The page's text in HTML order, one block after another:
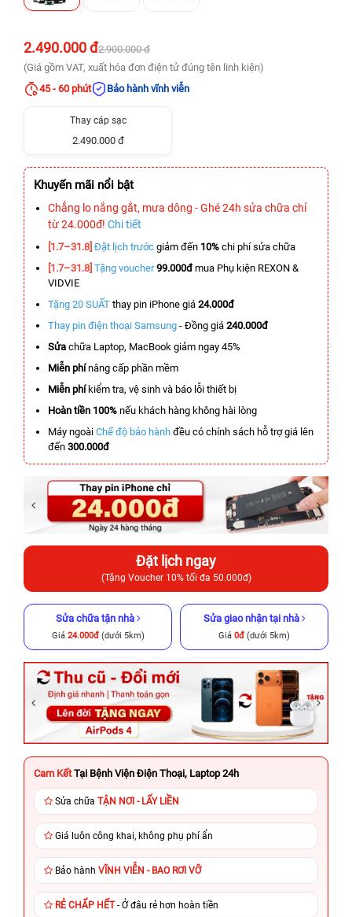
2.490.000 đ2.900.000 đ
(Giá gồm VAT, xuất hóa đơn điện tử đúng tên linh kiện)
45 - 60 phút
Bảo hành vĩnh viễn
Thay cáp sạc
2.490.000 đ
Khuyến mãi nổi bật
Chẳng lo nắng gắt, mưa dông - Ghé 24h sửa chữa chỉ
từ 24.000đ! Chi tiết
[1.7–31.8] Đặt lịch trước giảm đến 10% chi phí sửa chữa
[1.7–31.8] Tặng voucher 99.000đmua Phụ kiện REXON &
VIDVIE
Tặng 20 SUẤT thay pin iPhone giá 24.000đ
Thay pin điện thoại Samsung - Đồng giá 240.000đ
Sửa chữa Laptop, MacBook giảm ngay 45%
Miễn phínâng cấp phần mềm
Miễn phíkiểm tra, vệ sinh và báo lỗi thiết bị
Hoàn tiền 100% nếu khách hàng không hài lòng
Máy ngoài Chế độ bảo hành đều có chính sách hỗ trợ giá lên
đến 300.000đ
Đặt lịch ngay
(Tặng Voucher 10% tối đa 50.000đ)
Sửa chữa tận nhà
Giá 24.000đ(dưới 5km)
Sửa giao nhận tại nhà
Giá 0đ (dưới 5km)
Cam Kết Tại Bệnh Viện Điện Thoại, Laptop 24h
Sửa chữa TẬN NƠI - LẤY LIỀN
Giá luôn công khai, không phụ phí ẩn
Bảo hành VĨNH VIỄN - BAO RƠI VỠ
RẺ CHẤP HẾT- Ở đâu rẻ hơn hoàn tiền